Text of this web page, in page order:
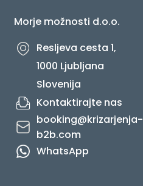
Morje možnosti d.o.o.
Resljeva cesta 1,
1000 Ljubljana
Slovenija
Kontaktirajte nas
booking@krizarjenja-
b2b.com
WhatsApp